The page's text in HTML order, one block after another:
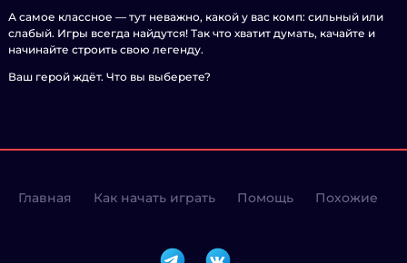
А самое классное — тут неважно, какой у вас комп: сильный или
слабый. Игры всегда найдутся! Так что хватит думать, качайте и
начинайте строить свою легенду.
Ваш герой ждёт. Что вы выберете?
Главная Как начать играть Помощь Похожие